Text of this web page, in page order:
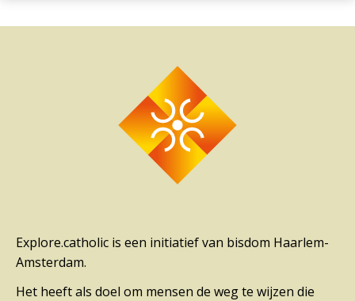
Explore.catholic is een initiatief van bisdom Haarlem-
Amsterdam.
Het heeft als doel om mensen de weg te wijzen die